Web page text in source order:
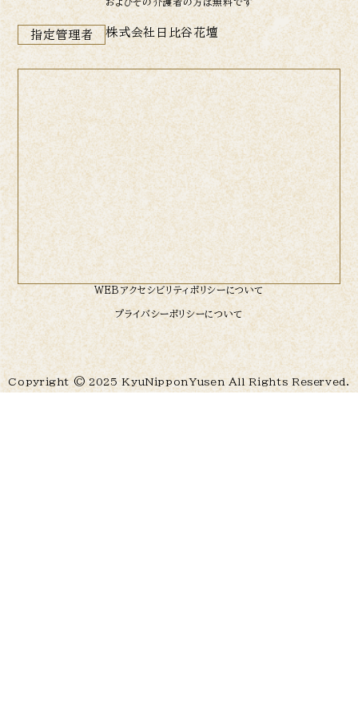
指定管理者 株式会社日比谷花壇
WEBアクセシビリティポリシーについて
プライバシーポリシーについて
Copyright © 2025 KyuNipponYusen All Rights Reserved.